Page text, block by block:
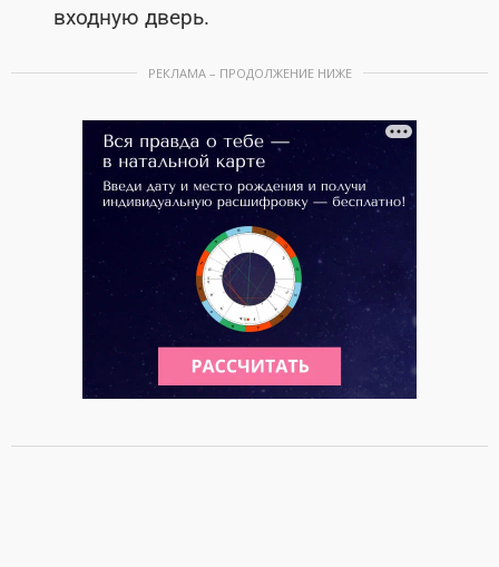
входную дверь.
РЕКЛАМА – ПРОДОЛЖЕНИЕ НИЖЕ